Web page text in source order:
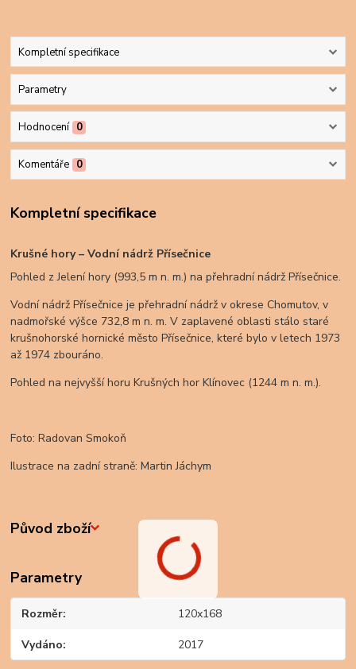
Kompletní specifikace
Parametry
Hodnocení 0
Komentáře 0
Kompletní specifikace
Krušné hory – Vodní nádrž Přísečnice
Pohled z Jelení hory (993,5 m n. m.) na přehradní nádrž Přísečnice.
Vodní nádrž Přísečnice je přehradní nádrž v okrese Chomutov, v
nadmořské výšce 732,8 m n. m. V zaplavené oblasti stálo staré
krušnohorské hornické město Přísečnice, které bylo v letech 1973
až 1974 zbouráno.
Pohled na nejvyšší horu Krušných hor Klínovec (1244 m n. m.).
Foto: Radovan Smokoň
Ilustrace na zadní straně: Martin Jáchym
Původ zboží
Parametry
Rozměr 120x168
Vydáno 2017